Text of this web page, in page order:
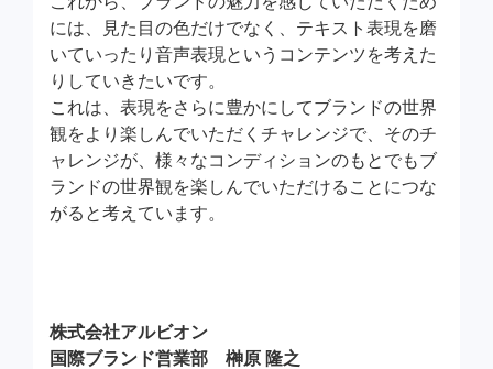
には、見た目の色だけでなく、テキスト表現を磨
いていったり音声表現というコンテンツを考えた
りしていきたいです。
これは、表現をさらに豊かにしてブランドの世界
観をより楽しんでいただくチャレンジで、そのチ
ャレンジが、様々なコンディションのもとでもブ
ランドの世界観を楽しんでいただけることにつな
がると考えています。
株式会社アルビオン
国際ブランド営業部 榊原 隆之